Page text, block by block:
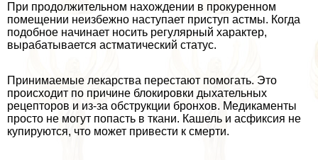
При продолжительном нахождении в прокуренном
помещении неизбежно наступает приступ астмы. Когда
подобное начинает носить регулярный хаpaктер,
выpaбатывается астматический статус.
Принимаемые лекарства перестают помогать. Это
происходит по причине блокировки дыхательных
рецепторов и из-за обструкции бронхов. Медикаменты
просто не могут попасть в ткани. Кашель и асфиксия не
купируются, что может привести к cмepти.